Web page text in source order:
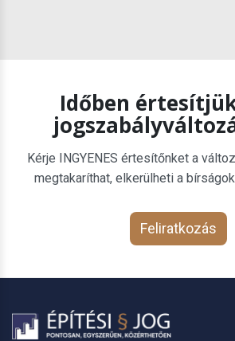
Időben
Kérje INGYENES értesítőnket a
megtakaríthat, elkerülheti a
Feliratkozás